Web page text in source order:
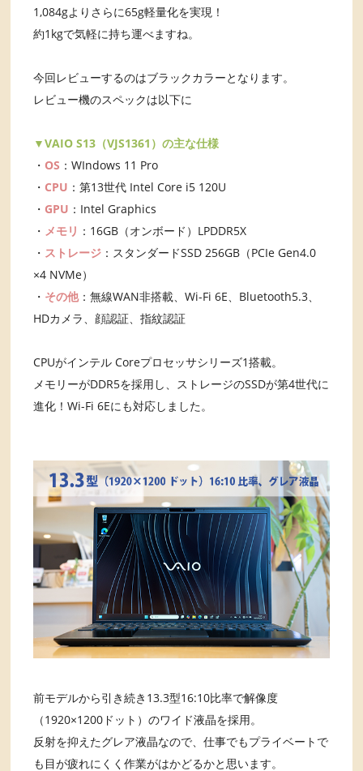
1,084gよりさらに65g軽量化を実現！
約1kgで気軽に持ち運べますね。
今回レビューするのはブラックカラーとなります。
レビュー機のスペックは以下に
▼VAIO S13（VJS1361）の主な仕様
・ OS ：WIndows 11 Pro
・ CPU ：第13世代 Intel Core i5 120U
・ GPU ：Intel Graphics
・ メモリ ：16GB（オンボード）LPDDR5X
・ ストレージ ：スタンダードSSD 256GB（PCIe Gen4.0
×4 NVMe）
・ その他：無線WAN非搭載、Wi-Fi 6E、Bluetooth5.3、
HDカメラ、顔認証、指紋認証
CPUがインテル Coreプロセッサシリーズ1搭載。
メモリーがDDR5を採用し、ストレージのSSDが第4世代に
進化！Wi-Fi 6Eにも対応しました。
前モデルから引き続き13.3型16:10比率で解像度
（1920×1200ドット）のワイド液晶を採用。
反射を抑えたグレア液晶なので、仕事でもプライベートで
も目が疲れにくく作業がはかどるかと思います。